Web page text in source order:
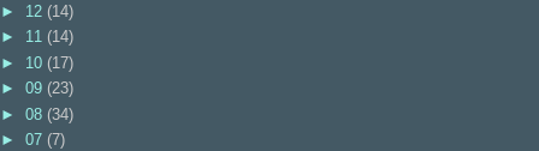
► 12 (14)
► 11 (14)
► 10 (17)
► 09 (23)
► 08 (34)
► 07 (7)